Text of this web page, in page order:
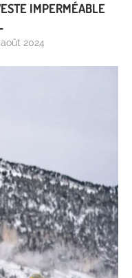
IMPERMÉABLE
août 2024